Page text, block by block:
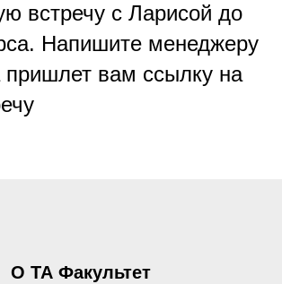
встречу с Ларисой до
Напишите менеджеру
пришлет вам ссылку на
О ТА Факультет